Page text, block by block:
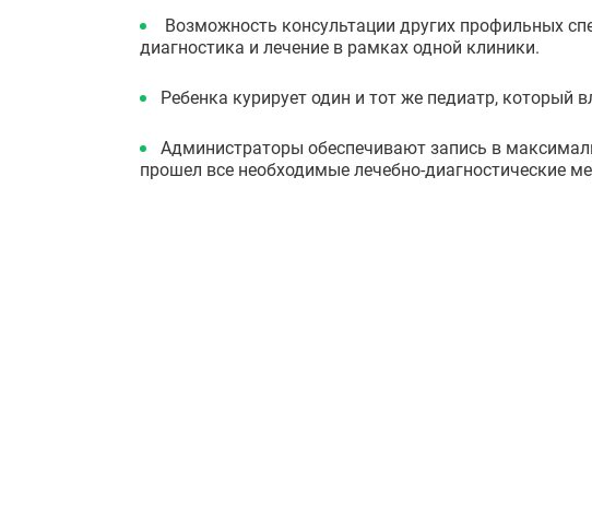
Возможность консультации других профильных
диагностика и лечение в рамках одной клиники.
Ребенка курирует один и тот же педиатр, который
Администраторы обеспечивают запись в
прошел все необходимые лечебно-диагностические